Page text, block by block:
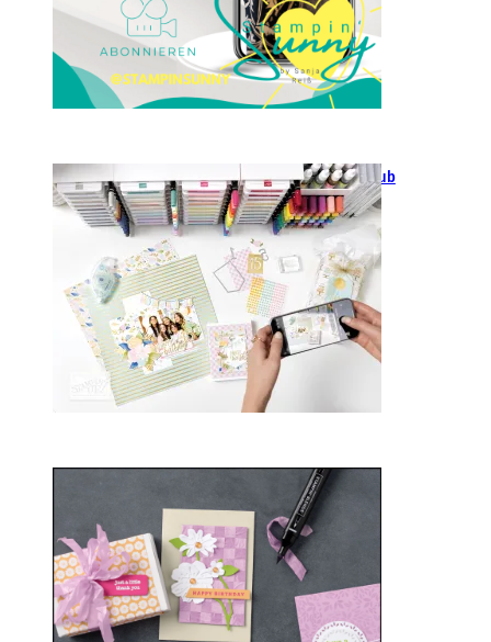
GANZ NEU: Scrapbooking Club
2025
21. Januar 2025
Sale-a-bration 2025
20. Januar 2025